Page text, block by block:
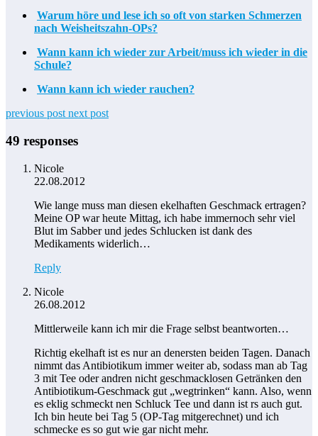
Warum höre und lese ich so oft von starken Schmerzen
nach Weisheitszahn-OPs?
Wann kann ich wieder zur Arbeit/muss ich wieder in die
Schule?
Wann kann ich wieder rauchen?
previous post next post
49 responses
Nicole
22.08.2012
Wie lange muss man diesen ekelhaften Geschmack ertragen?
Meine OP war heute Mittag, ich habe immernoch sehr viel
Blut im Sabber und jedes Schlucken ist dank des
Medikaments widerlich…
Reply
Nicole
26.08.2012
Mittlerweile kann ich mir die Frage selbst beantworten…
Richtig ekelhaft ist es nur an denersten beiden Tagen. Danach
nimmt das Antibiotikum immer weiter ab, sodass man ab Tag
3 mit Tee oder andren nicht geschmacklosen Getränken den
Antibiotikum-Geschmack gut „wegtrinken“ kann. Also, wenn
es eklig schmeckt nen Schluck Tee und dann ist rs auch gut.
Ich bin heute bei Tag 5 (OP-Tag mitgerechnet) und ich
schmecke es so gut wie gar nicht mehr.